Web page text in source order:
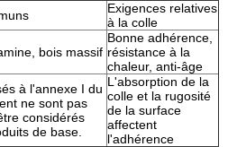
Exigences relatives
à la colle
bois massif
Bonne adhérence,
résistance à la
chaleur, anti-âge
à l'annexe I du
ne sont pas
considérés
de base.
L'absorption de la
colle et la rugosité
de la surface
affectent
l'adhérence